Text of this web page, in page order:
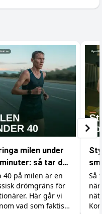
milen under
så tar du
40 på milen är en
drömgräns för
Här går vi
vad som faktiskt
tid
Så